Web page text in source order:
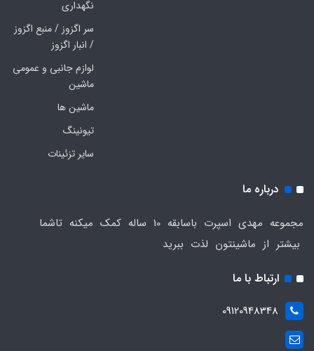
نگهداری
سر اگزوز / منبع اگزوز
/ انبار اگزوز
لوازم جانبی و عمومی
ماشین
ماشین ها
تیونینگ
سایر تزئینات
درباره ما
مجموعه مهدی اسپرت باسابقه 10 ساله کمک میکنه تاشما
بیشتر از ماشینتون لذت ببرید
ارتباط با ما
09120948348